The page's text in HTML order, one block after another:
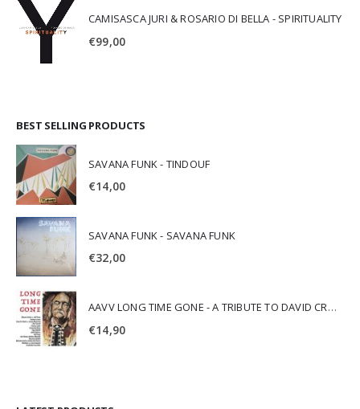
CAMISASCA JURI & ROSARIO DI BELLA - SPIRITUALITY
€99,00
BEST SELLING PRODUCTS
SAVANA FUNK - TINDOUF
€14,00
SAVANA FUNK - SAVANA FUNK
€32,00
AAVV LONG TIME GONE - A TRIBUTE TO DAVID CROSBY
€14,90